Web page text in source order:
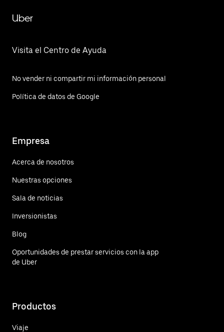
Uber
Visita el Centro de Ayuda
No vender ni compartir mi información personal
Política de datos de Google
Empresa
Acerca de nosotros
Nuestras opciones
Sala de noticias
Inversionistas
Blog
Oportunidades de prestar servicios con la app
de Uber
Productos
Viaje